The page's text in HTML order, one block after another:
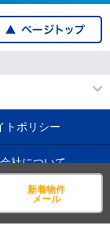
新着物件
メール
トポリシー
社について